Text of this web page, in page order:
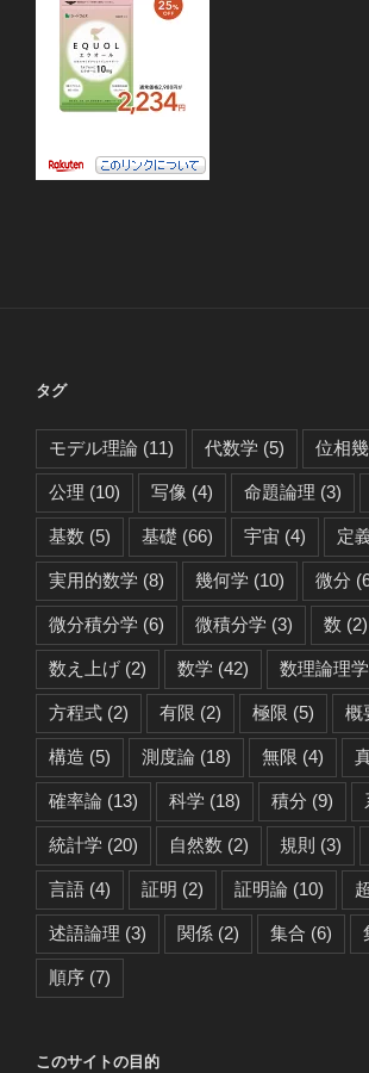
タグ
モデル理論 (11) 代数学 (5) 位相
公理 (10) 写像 (4) 命題論理 (3)
基数 (5) 基礎 (66) 宇宙 (4) 定
実用的数学 (8) 幾何学 (10) 微分
微分積分学 (6) 微積分学 (3) 数 (2)
数え上げ (2) 数学 (42) 数理論理学
方程式 (2) 有限 (2) 極限 (5) 概
構造 (5) 測度論 (18) 無限 (4)
確率論 (13) 科学 (18) 積分 (9)
統計学 (20) 自然数 (2) 規則 (3)
言語 (4) 証明 (2) 証明論 (10)
述語論理 (3) 関係 (2) 集合 (6)
順序 (7)
このサイトの目的